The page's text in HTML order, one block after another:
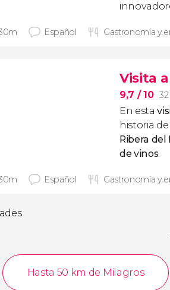
Español Gastronomía y
Visita
9,7 / 10
En esta
historia de
Ribera del
de vinos.
Español Gastronomía y
Hasta 50 km de Milagros